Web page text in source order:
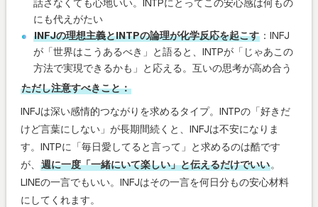
話さなくても心地いい。INTPにとってこの安心感は何もの
にも代えがたい
INFJの理想主義とINTPの論理が化学反応を起こす ：INFJ
が「世界はこうあるべき」と語ると、INTPが「じゃあこの
方法で実現できるかも」と応える。互いの思考が高め合う
ただし注意すべきこと：
INFJは深い感情的つながりを求めるタイプ。INTPの「好きだ
けど言葉にしない」が長期間続くと、INFJは不安になりま
す。INTPに「毎日愛してると言って」と求めるのは酷です
が、 週に一度「一緒にいて楽しい」と伝えるだけでいい。
LINEの一言でもいい。INFJはその一言を何日分もの安心材料
にしてくれます。